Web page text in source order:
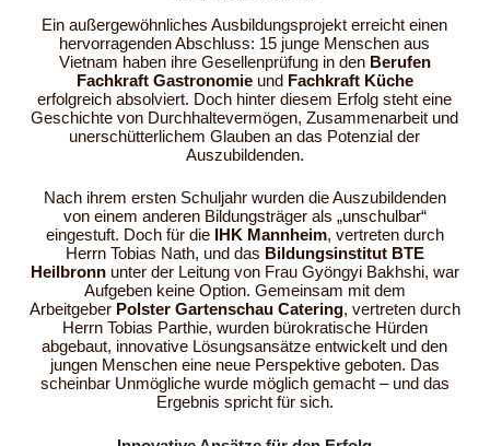
Ein außergewöhnliches Ausbildungsprojekt erreicht einen
hervorragenden Abschluss: 15 junge Menschen aus
Vietnam haben ihre Gesellenprüfung in den Berufen
Fachkraft Gastronomieund Fachkraft Küche
erfolgreich absolviert. Doch hinter diesem Erfolg steht eine
Geschichte von Durchhaltevermögen, Zusammenarbeit und
unerschütterlichem Glauben an das Potenzial der
Auszubildenden.
Nach ihrem ersten Schuljahr wurden die Auszubildenden
von einem anderen Bildungsträger als „unschulbar“
eingestuft. Doch für die IHK Mannheim, vertreten durch
Herrn Tobias Nath, und das Bildungsinstitut BTE
Heilbronnunter der Leitung von Frau Gyöngyi Bakhshi, war
Aufgeben keine Option. Gemeinsam mit dem
Arbeitgeber Polster Gartenschau Catering, vertreten durch
Herrn Tobias Parthie, wurden bürokratische Hürden
abgebaut, innovative Lösungsansätze entwickelt und den
jungen Menschen eine neue Perspektive geboten. Das
scheinbar Unmögliche wurde möglich gemacht – und das
Ergebnis spricht für sich.